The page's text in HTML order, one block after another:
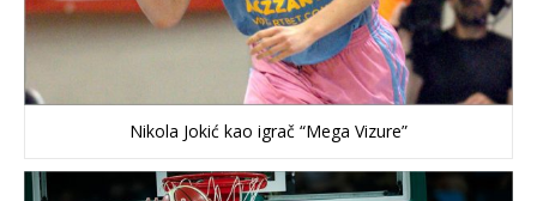
Nikola Jokić kao igrač “Mega Vizure”